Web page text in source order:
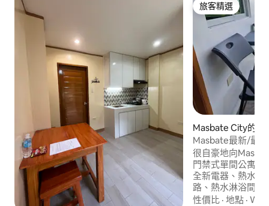
旅客精選
旅客精選
Masbate City的公
Masbate最新/最
很自豪地向
門禁式單間公寓，
全新電器、熱水淋
路、熱水淋浴間和
公寓非常適合短期
性價比 ·地點 ·Wi-